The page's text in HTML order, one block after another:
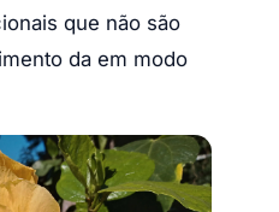
que não são
da em modo